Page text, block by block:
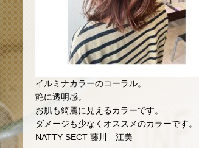
イルミナカラーのコーラル。
艶に透明感。
お肌も綺麗に見えるカラーです。
ダメージも少なくオススメのカラーです。
NATTY SECT 藤川 江美